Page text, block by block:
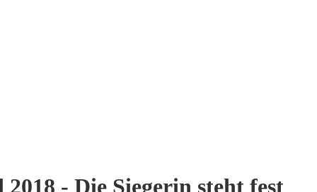
- Die Siegerin steht fest